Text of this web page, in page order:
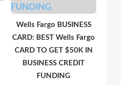
Wells Fargo BUSINESS
CARD: BEST Wells Fargo
CARD TO GET $50K IN
BUSINESS CREDIT
FUNDING